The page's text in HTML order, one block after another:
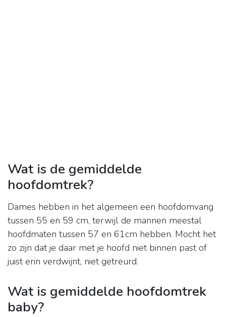
Wat is de gemiddelde
hoofdomtrek?
Dames hebben in het algemeen een hoofdomvang
tussen 55 en 59 cm, terwijl de mannen meestal
hoofdmaten tussen 57 en 61cm hebben. Mocht het
zo zijn dat je daar met je hoofd niet binnen past of
juist erin verdwijnt, niet getreurd.
Wat is gemiddelde hoofdomtrek
baby?